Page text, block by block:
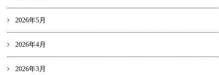
2026年5月
2026年4月
2026年3月